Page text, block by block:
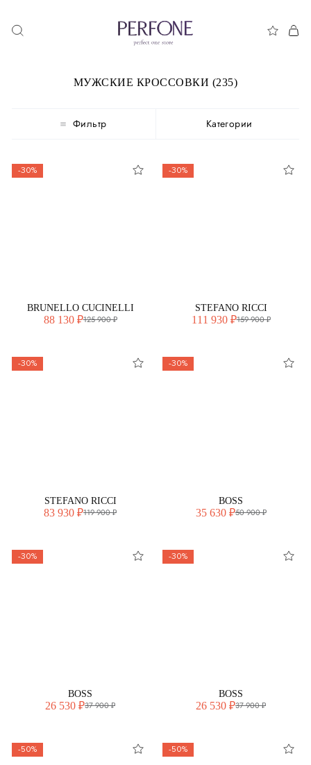
МУЖСКИЕ КРОССОВКИ (235)
Фильтр Категории
-30%
BRUNELLO CUCINELLI
88 130 ₽125 900 ₽
-30%
STEFANO RICCI
111 930 ₽159 900 ₽
-30%
STEFANO RICCI
83 930 ₽119 900 ₽
-30%
BOSS
35 630 ₽50 900 ₽
-30%
BOSS
26 530 ₽37 900 ₽
-30%
BOSS
26 530 ₽37 900 ₽
-50% -50%